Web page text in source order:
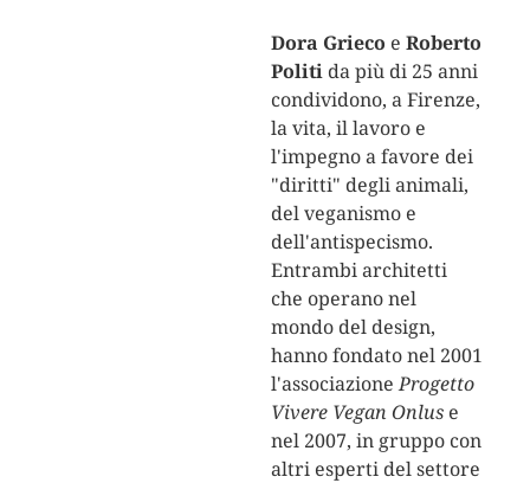
Dora Grieco e Roberto
Politida più di 25 anni
condividono, a Firenze,
la vita, il lavoro e
l'impegno a favore dei
"diritti" degli animali,
del veganismo e
dell'antispecismo.
Entrambi architetti
che operano nel
mondo del design,
hanno fondato nel 2001
l'associazioneProgetto
Vivere Vegan Onluse
nel 2007, in gruppo con
altri esperti del settore